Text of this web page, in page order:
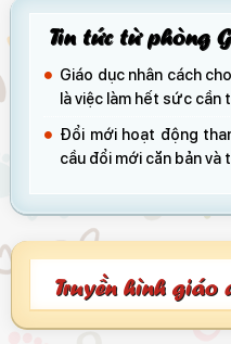
Tin tức từ phòng
Giáo dục nhân cách
là việc làm hết sức cần
Đổi mới hoạt động
cầu đổi mới căn bản và
Truyền hình giáo